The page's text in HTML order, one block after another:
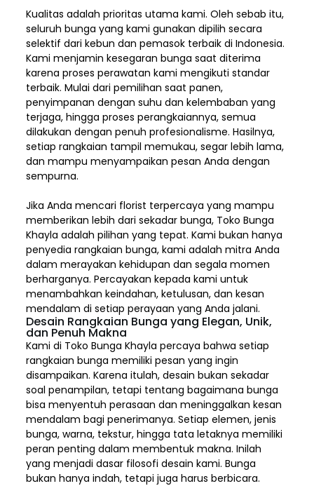
Kualitas adalah prioritas utama kami. Oleh sebab itu,
seluruh bunga yang kami gunakan dipilih secara
selektif dari kebun dan pemasok terbaik di Indonesia.
Kami menjamin kesegaran bunga saat diterima
karena proses perawatan kami mengikuti standar
terbaik. Mulai dari pemilihan saat panen,
penyimpanan dengan suhu dan kelembaban yang
terjaga, hingga proses perangkaiannya, semua
dilakukan dengan penuh profesionalisme. Hasilnya,
setiap rangkaian tampil memukau, segar lebih lama,
dan mampu menyampaikan pesan Anda dengan
sempurna.
Jika Anda mencari florist terpercaya yang mampu
memberikan lebih dari sekadar bunga, Toko Bunga
Khayla adalah pilihan yang tepat. Kami bukan hanya
penyedia rangkaian bunga, kami adalah mitra Anda
dalam merayakan kehidupan dan segala momen
berharganya. Percayakan kepada kami untuk
menambahkan keindahan, ketulusan, dan kesan
mendalam di setiap perayaan yang Anda jalani.
Desain Rangkaian Bunga yang Elegan, Unik,
dan Penuh Makna
Kami di Toko Bunga Khayla percaya bahwa setiap
rangkaian bunga memiliki pesan yang ingin
disampaikan. Karena itulah, desain bukan sekadar
soal penampilan, tetapi tentang bagaimana bunga
bisa menyentuh perasaan dan meninggalkan kesan
mendalam bagi penerimanya. Setiap elemen, jenis
bunga, warna, tekstur, hingga tata letaknya memiliki
peran penting dalam membentuk makna. Inilah
yang menjadi dasar filosofi desain kami. Bunga
bukan hanya indah, tetapi juga harus berbicara.